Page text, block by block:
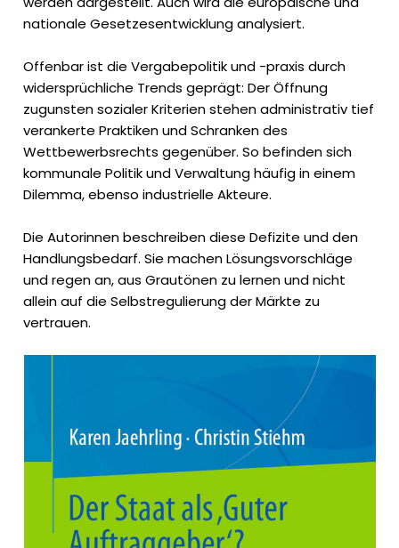
nationale Gesetzesentwicklung analysiert.
Offenbar ist die Vergabepolitik und -praxis durch
widersprüchliche Trends geprägt: Der Öffnung
zugunsten sozialer Kriterien stehen administrativ tief
verankerte Praktiken und Schranken des
Wettbewerbsrechts gegenüber. So befinden sich
kommunale Politik und Verwaltung häufig in einem
Dilemma, ebenso industrielle Akteure.
Die Autorinnen beschreiben diese Defizite und den
Handlungsbedarf. Sie machen Lösungsvorschläge
und regen an, aus Grautönen zu lernen und nicht
allein auf die Selbstregulierung der Märkte zu
vertrauen.